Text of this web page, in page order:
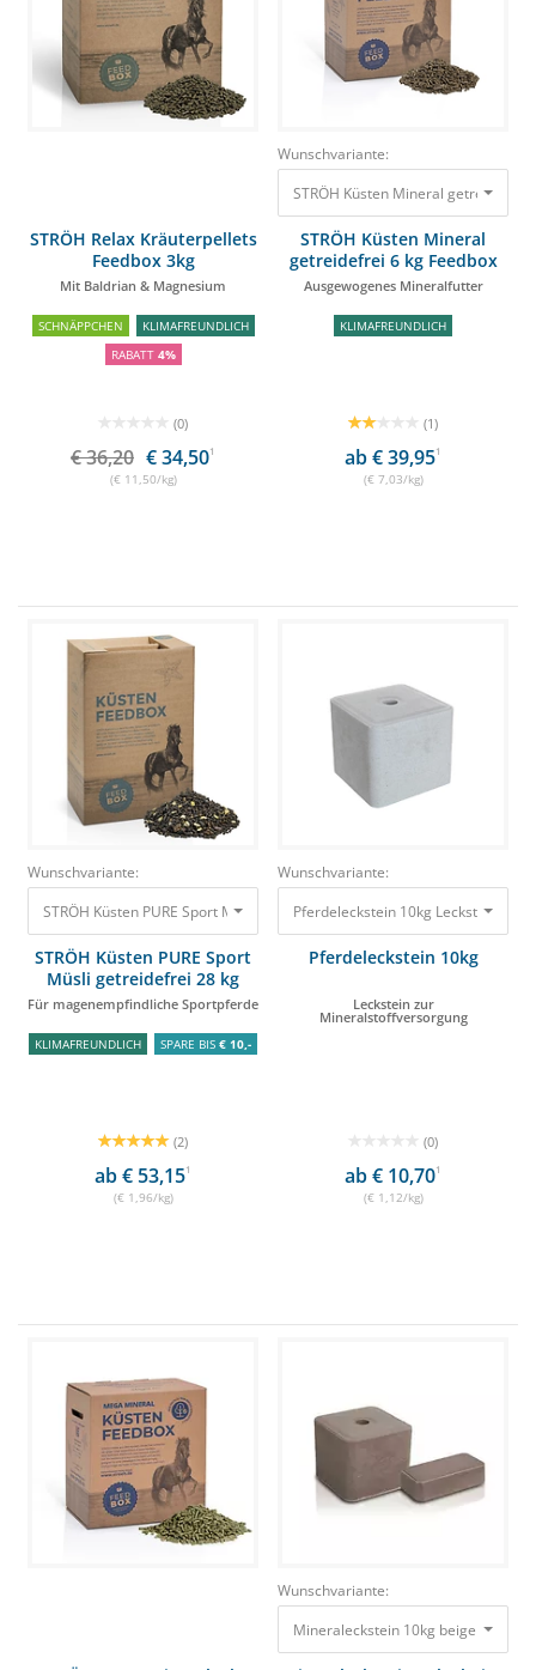
STRÖH Relax Kräuterpellets
Feedbox 3kg
Mit Baldrian & Magnesium
SCHNÄPPCHEN
KLIMAFREUNDLICH
RABATT 4%
(0)
€ 36,20 € 34,501
(€ 11,50/kg)
Wunschvariante:
STRÖH Küsten Mineral getreidefrei
STRÖH Küsten Mineral
getreidefrei 6 kg Feedbox
Ausgewogenes Mineralfutter
KLIMAFREUNDLICH
(1)
ab € 39,951
(€ 7,03/kg)
Wunschvariante:
STRÖH Küsten PURE Sport Müsli getreidefrei 28 kg Feedbox Für
STRÖH Küsten PURE Sport
Müsli getreidefrei 28 kg
Feedbox
Für magenempfindliche Sportpferde
KLIMAFREUNDLICH SPARE BIS € 10,-
(2)
ab € 53,151
(€ 1,96/kg)
Wunschvariante:
Pferdeleckstein 10kg Leckstein zur
Pferdeleckstein 10kg
Leckstein zur
Mineralstoffversorgung
(0)
ab € 10,701
(€ 1,12/kg)
Wunschvariante:
Mineraleckstein 10kg beige Aus